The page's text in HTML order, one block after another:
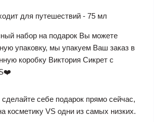
для путешествий - 75 мл
набор на подарок Вы можете
упаковку, мы упакуем Ваш заказ в
коробку Виктория Сикрет с
себе подарок прямо сейчас,
косметику VS одни из самых низких.